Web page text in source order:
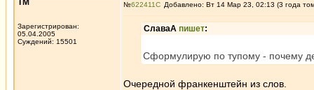
ТМ
Зарегистрирован:
05.04.2005
Суждений: 15501
№622411 Добавлено: Вт 14 Мар 23, 02:13 (3 года
СлаваА пишет:
Сформулирую по тупому - почему
Очередной франкенштейн из слов.